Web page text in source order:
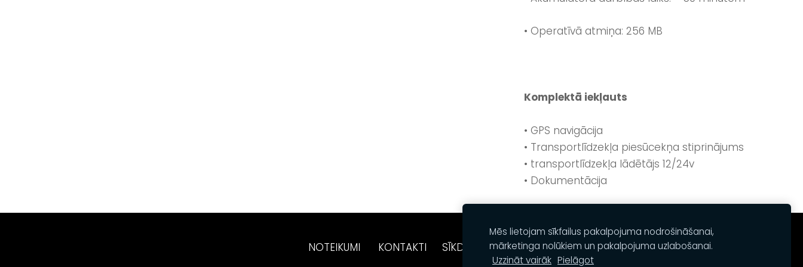
• Operatīvā atmiņa: 256 MB
Komplektā iekļauts
• GPS navigācija
• Transportlīdzekļa piesūcekņa stiprinājums
• transportlīdzekļa lādētājs 12/24v
• Dokumentācija
NOTEIKUMI KONTAKTI SĪKDATNES
Mēs lietojam sīkfailus pakalpojuma nodrošināšanai,
mārketinga nolūkiem un pakalpojuma uzlabošanai.
Uzzināt vairāk Pielāgot